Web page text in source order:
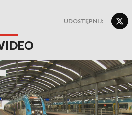
UDOSTĘPNIJ: